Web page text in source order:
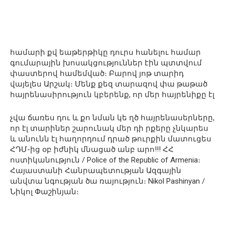
համարի քվ եաթերթիկը դուրս հանելու համար
գումարային խոսակցություններ էին պտտվում
փաստերով համեմված։ Բարով յոթ տարիդ
վայելես Արշակ։ Մենք քեզ տարազով փա թաթած
հայրենասիրություն կբերենք, որ մեր հայրենիքը էլ
չվա ճառես դու և քո նման կե ղծ հայրենասերները,
որ էլ տարիներ շարունակ մեր դի րքերը չնկարես
և անունն էլ հաղորդում դրած թուրքին մատուցես
ՀԴՄ-ից օբ իժնիկ մնացած անբ արո!!! ՀՀ
ոստիկանություն / Police of the Republic of Armenia։
Հայաստանի Հանրապետության Ազգային
անվտա նգության ծա ռայություն։ Nikol Pashinyan /
Նիկոլ Փաշինյան։